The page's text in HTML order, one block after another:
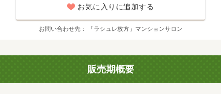
お気に入りに追加する
お問い合わせ先 「ラシュレ枚方」マンションサロン
販売期概要